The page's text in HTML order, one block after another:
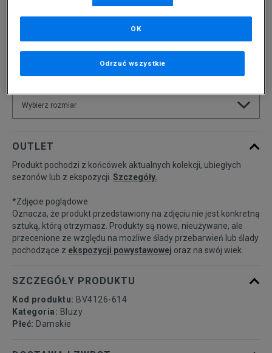
zł cena rekomendowana przez producenta
PRODUKT NIEDOSTĘPNY
Jeśli artykuł będzie ponownie dostępny, otrzymasz od nas
powiadomienie.
Wybierz rozmiar
XS
Powiadom o
M
Powiadom o
dostępności
dostępności
OUTLET
Produkt pochodzi z końcówek aktualnych kolekcji, ubiegłych
sezonów lub z ekspozycji. Szczegóły.
*Zdjęcie poglądowe
Oznacza, że produkt przedstawiony na zdjęciu nie jest konkretną
sztuką, którą otrzymasz. Produkty są nowe, nieużywane, ale
przecenione ze względu na możliwe ślady przebarwień lub ślady
pochodzące z ekspozycji powystawowej oraz na swój wiek.
SZCZEGÓŁY PRODUKTU
Kod produktu: BV4126-614
Kategoria: Bluzy
Płeć: Damskie
Odrzuć wszystkie
OK